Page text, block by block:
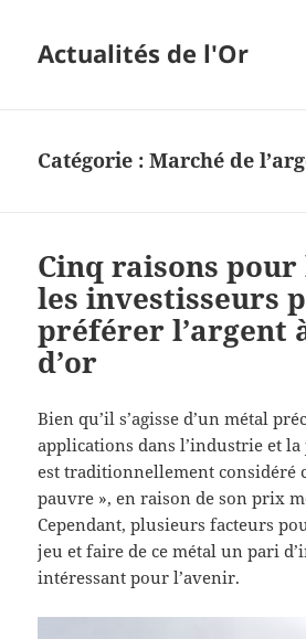
Actualités de l'Or
Catégorie :Marché de
Cinq raisons pour
les investisseurs
préférer l’argent
d’or
Bien qu’il s’agisse d’un métal
applications dans l’industrie et
est traditionnellement considéré
pauvre », en raison de son prix
Cependant, plusieurs facteurs
jeu et faire de ce métal un pari
intéressant pour l’avenir.